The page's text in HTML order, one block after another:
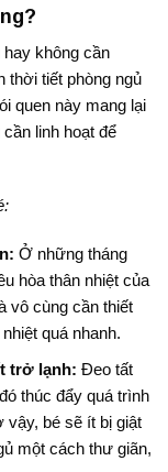
không cần
thời tiết phòng ngủ
quen này mang lại
linh hoạt để
Ở những tháng
hòa thân nhiệt của
vô cùng cần thiết
quá nhanh.
trở lạnh: Đeo tất
thúc đẩy quá trình
vậy, bé sẽ ít bị giật
một cách thư giãn,